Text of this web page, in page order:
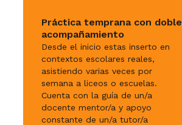
Práctica temprana con doble
acompañamiento
Desde el inicio estas inserto en
contextos escolares reales,
asistiendo varias veces por
semana a liceos o escuelas.
Cuenta con la guía de un/a
docente mentor/a y apoyo
constante de un/a tutor/a